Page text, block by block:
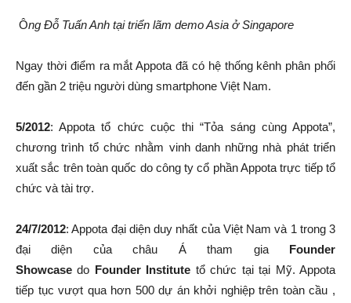
Ông Đỗ Tuấn Anh tại triển lãm demo Asia ở Singapore
Ngay thời điểm ra mắt Appota đã có hệ thống kênh phân phối
đến gần 2 triệu người dùng smartphone Việt Nam.
5/2012: Appota tổ chức cuộc thi “Tỏa sáng cùng Appota”,
chương trình tổ chức nhằm vinh danh những nhà phát triển
xuất sắc trên toàn quốc do công ty cổ phần Appota trực tiếp tổ
chức và tài trợ.
24/7/2012: Appota đại diện duy nhất của Việt Nam và 1 trong 3
đại diện của châu Á tham gia Founder
Showcasedo Founder Institute tổ chức tại tại Mỹ. Appota
tiếp tục vượt qua hơn 500 dự án khởi nghiệp trên toàn cầu ,